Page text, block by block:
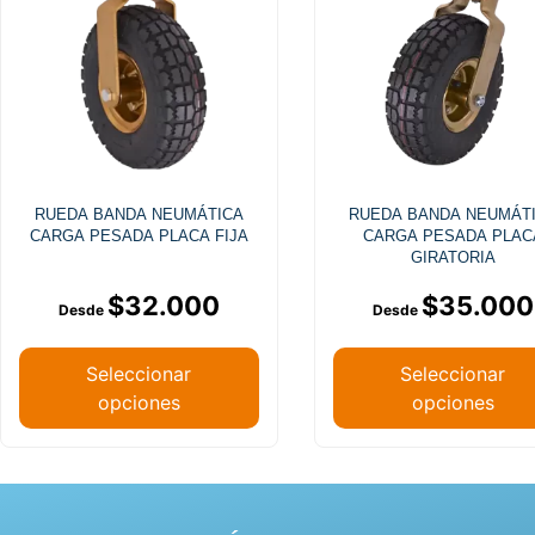
RUEDA BANDA NEUMÁTICA
CARGA PESADA PLACA FIJA
$32.000
Seleccionar
opciones
RUEDA BANDA
CARGA PESADA
GIRATORIA
$35.000
Seleccionar
opciones